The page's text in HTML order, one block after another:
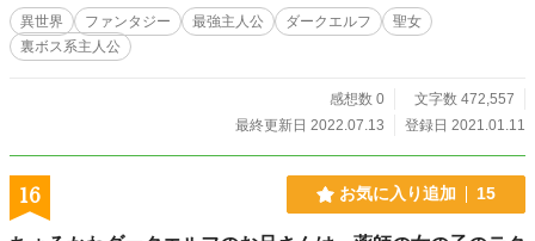
ろう』様でも掲載しております。
異世界 ファンタジー 最強主人公 ダークエルフ
聖女
裏ボス系主人公
感想数 0
文字数 472,557
最終更新日 2022.07.13
登録日 2021.01.11
16 お気に入り追加 15